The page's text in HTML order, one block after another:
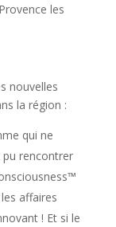
les
nouvelles
la région :
qui ne
pu rencontrer
affaires
! Et si le